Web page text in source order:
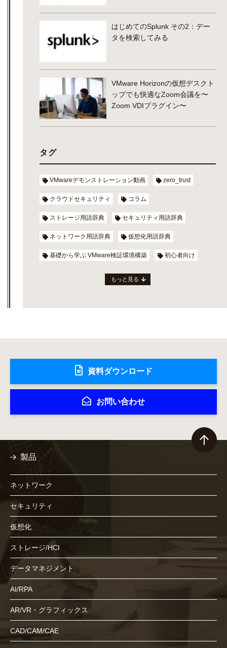
はじめてのSplunk その2：デー
タを検索してみる
VMware Horizonの仮想デスクト
ップでも快適なZoom会議を〜
Zoom VDIプラグイン〜
タグ
VMwareデモンストレーション動画 zero_trust
クラウドセキュリティ コラム
ストレージ用語辞典 セキュリティ用語辞典
ネットワーク用語辞典 仮想化用語辞典
基礎から学ぶ VMware検証環境構築 初心者向け
もっと見る
資料ダウンロード
お問い合わせ
製品
ネットワーク
セキュリティ
仮想化
ストレージ/HCI
データマネジメント
AI/RPA
AR/VR・グラフィックス
CAD/CAM/CAE